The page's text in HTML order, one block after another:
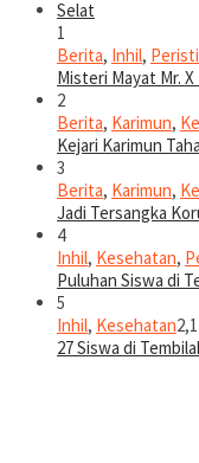
1
Berita, Inhil,
Misteri Mayat Mr.
2
Berita, Karimun,
Kejari Karimun
3
Berita, Karimun,
Jadi Tersangka
4
Inhil, Kesehatan,
Puluhan Siswa di
5
Inhil, Kesehatan
27 Siswa di